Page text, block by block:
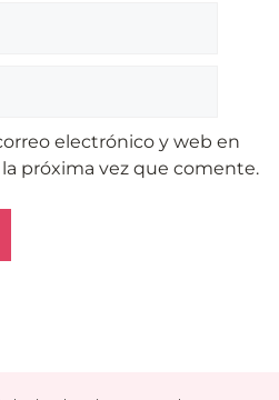
electrónico y web en
próxima vez que comente.